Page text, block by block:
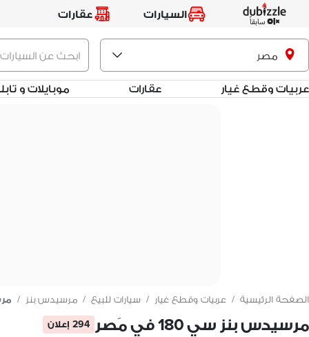
السيارات عقارات
مصر
عربيات وقطع غيار عقارات موبايلات و
الصفحة الرئيسية / عربيات وقطع غيار / سيارات للبيع / مرسيدس بنز /
مرسيدس بنز سي 180 في مَصر 294 إعلان